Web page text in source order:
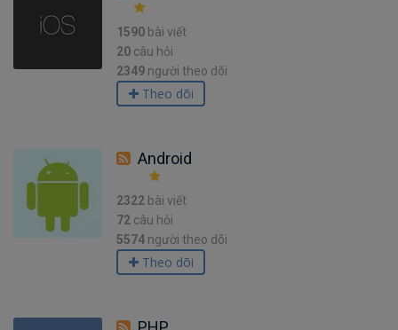
1590 bài viết
20 câu hỏi
2349 người theo dõi
Theo dõi
Android
2322 bài viết
72 câu hỏi
5574 người theo dõi
Theo dõi